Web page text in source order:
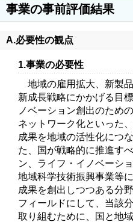
事業の事前評価結果
A.必要性の観点
1.事業の必要性
地域の雇用拡大、新製
新成長戦略にかかげる目
ノベーション創出のため
ネットワーク化といった
成果を地域の活性化につ
た、国が戦略的に推進す
ン、ライフ・イノベーシ
地域科学技術振興事業等
成果を創出しつつある分
フィールドにして、当該
取り組むために、国と地